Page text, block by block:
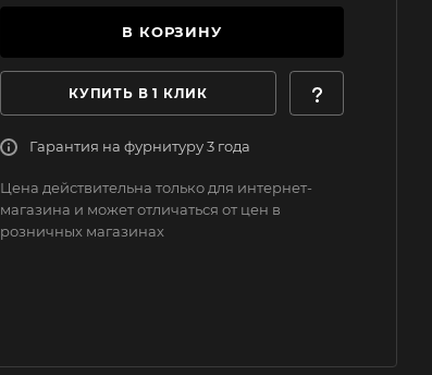
В КОРЗИНУ
КУПИТЬ В 1 КЛИК
Гарантия на фурнитуру 3 года
Цена действительна только для интернет-
магазина и может отличаться от цен в
розничных магазинах